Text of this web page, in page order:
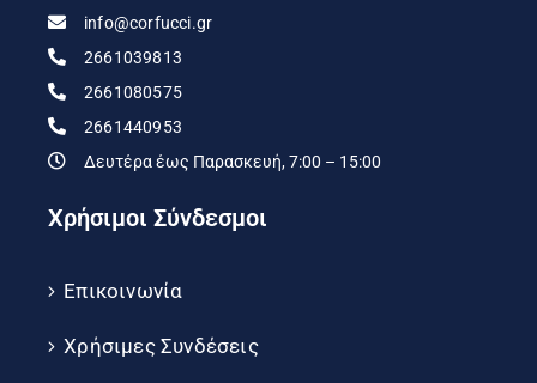
info@corfucci.gr
2661039813
2661080575
2661440953
Δευτέρα έως Παρασκευή, 7:00 – 15:00
Χρήσιμοι Σύνδεσμοι
Επικοινωνία
Χρήσιμες Συνδέσεις